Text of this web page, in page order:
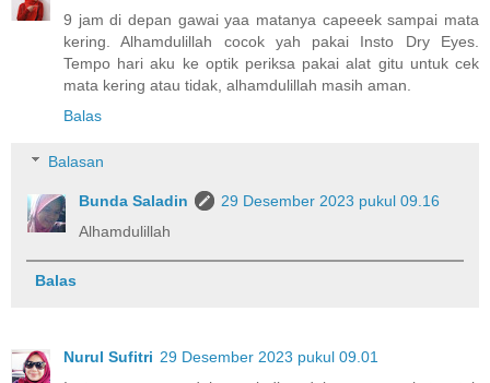
9 jam di depan gawai yaa matanya capeeek sampai mata
kering. Alhamdulillah cocok yah pakai Insto Dry Eyes.
Tempo hari aku ke optik periksa pakai alat gitu untuk cek
mata kering atau tidak, alhamdulillah masih aman.
Balas
Balasan
Bunda Saladin
29 Desember 2023 pukul 09.16
Alhamdulillah
Balas
Nurul Sufitri 29 Desember 2023 pukul 09.01